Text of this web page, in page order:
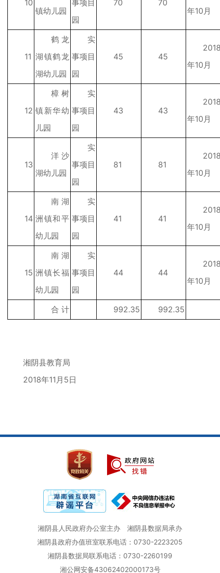
10
镇幼儿园
事项目
园
70 70
年10月
11
鹤龙
湖镇鹤龙
湖幼儿园
实
事项目
园
45 45
年10月
12
樟树
镇新华幼
儿园
实
事项目
园
43 43
年10月
13
洋沙
湖幼儿园
实
事项目
园
81 81
年10月
14
南湖
洲镇和平
幼儿园
实
事项目
园
41 41
年10月
15
南湖
洲镇长福
幼儿园
实
事项目
园
44 44
年10月
合 计 992.35 992.35
湘阴县教育局
2018年11月5日
湘阴县人民政府办公室主办
湘阴县数据局承办
湘阴县政府办值班室联系电话：0730-2223205
湘阴县数据局联系电话：0730-2260199
湘公网安备43062402000173号